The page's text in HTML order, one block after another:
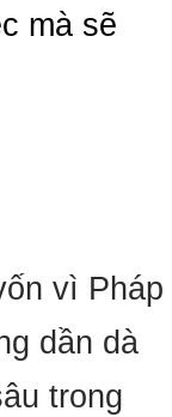
mà sẽ
vì Pháp
dần dà
trong